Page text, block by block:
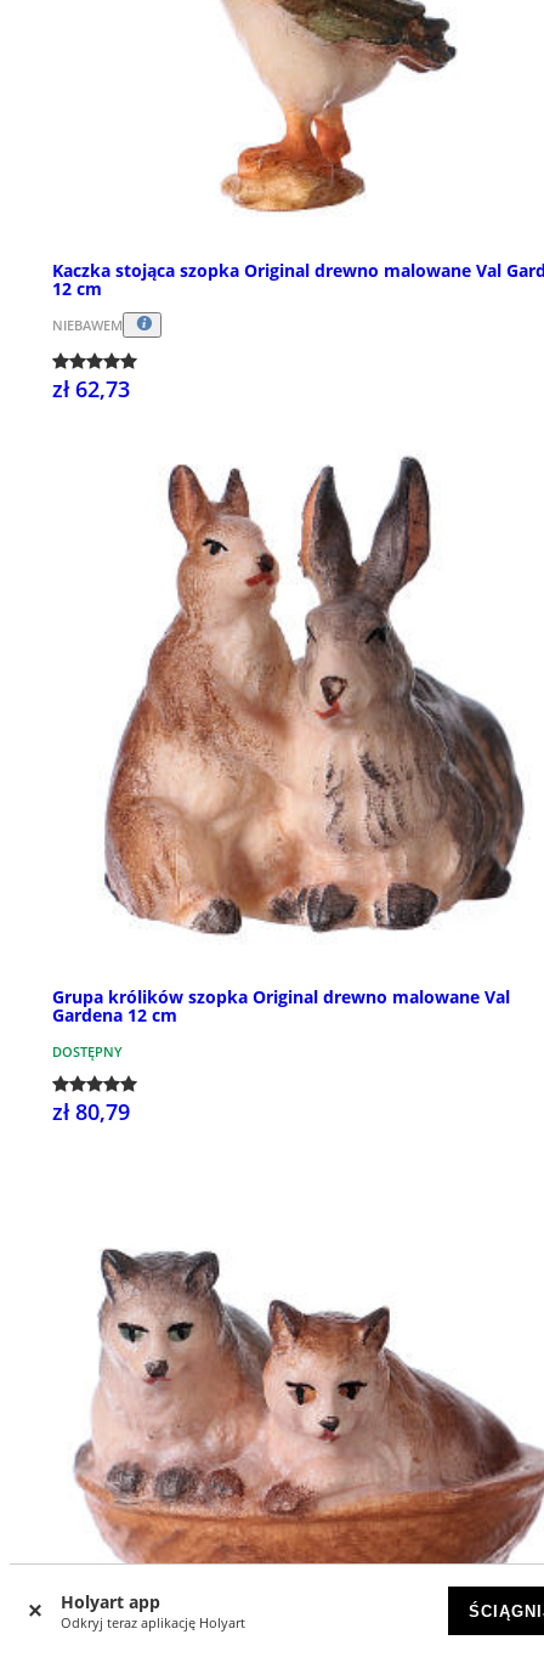
Holyart app
Odkryj teraz aplikację Holyart
Kaczka stojąca szopka Original drewno malowane Val
12 cm
NIEBAWEM
zł 62,73
Grupa królików szopka Original drewno malowane Val
Gardena 12 cm
DOSTĘPNY
zł 80,79